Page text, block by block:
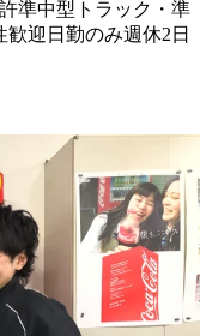
準中型トラック・準
歓迎 日勤のみ週休2日
イバー求人